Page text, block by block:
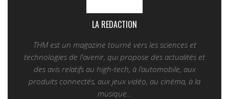
LA REDACTION
THM est un magazine tourné vers les sciences et
technologies de l'avenir, qui propose des actualités et
des avis relatifs au high-tech, à l’automobile, aux
produits connectés, aux jeux vidéo, au cinéma, à la
musique...